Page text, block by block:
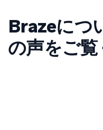
Brazeにつ
の声をご覧